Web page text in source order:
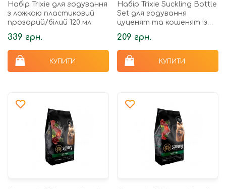
Набір Trixie для годування
з ложкою пластиковий
прозорий/білий 120 мл
339 грн.
КУПИТИ
Набір Trixie Suckling Bottle
Set для годування
цуценят та кошенят із
щіточкою та 3
силіконовими сосками 57
мл
209 грн.
КУПИТИ